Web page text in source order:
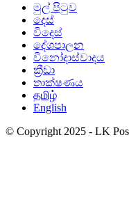
මුල් පිටුව
දෙස්
විදෙස්
දේශපාලන
විනෝදාස්වාදය
ක්‍රීඩා
තාක්ෂණය
தமிழ்
English
© Copyright 2025 - LK